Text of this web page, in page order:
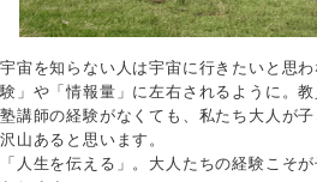
宇宙を知らない人は宇宙に行きたいと思
験」や「情報量」に左右されるように。
塾講師の経験がなくても、私たち大人が
沢山あると思います。
「人生を伝える」。大人たちの経験こそ